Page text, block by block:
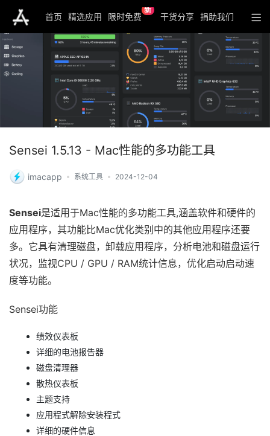
首页 精选应用 限时免费
新
干货分享 捐助我们
Sensei 1.5.13 - Mac性能的多功能工具
imacapp 系统工具 2024-12-04
Sensei是适用于Mac性能的多功能工具,涵盖软件和硬件的
应用程序，其功能比Mac优化类别中的其他应用程序还要
多。它具有清理磁盘，卸载应用程序，分析电池和磁盘运行
状况，监视CPU / GPU / RAM统计信息，优化启动启动速
度等功能。
Sensei功能
绩效仪表板
详细的电池报告器
磁盘清理器
散热仪表板
主题支持
应用程式解除安装程式
详细的硬件信息